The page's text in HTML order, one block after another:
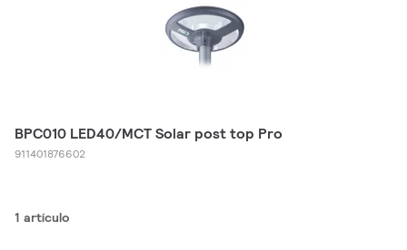
BPC010 LED40/MCT Solar post top Pro
911401876602
1 artículo